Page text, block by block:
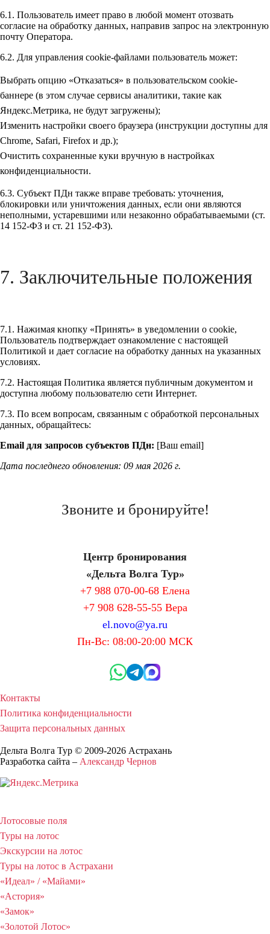
6.1. Пользователь имеет право в любой момент отозвать
согласие на обработку данных, направив запрос на электронную
почту Оператора.
6.2. Для управления cookie-файлами пользователь может:
Выбрать опцию «Отказаться» в пользовательском cookie-
баннере (в этом случае сервисы аналитики, такие как
Яндекс.Метрика, не будут загружены);
Изменить настройки своего браузера (инструкции доступны для
Chrome, Safari, Firefox и др.);
Очистить сохраненные куки вручную в настройках
конфиденциальности.
6.3. Субъект ПДн также вправе требовать: уточнения,
блокировки или уничтожения данных, если они являются
неполными, устаревшими или незаконно обрабатываемыми (ст.
14 152-ФЗ и ст. 21 152-ФЗ).
7. Заключительные положения
7.1. Нажимая кнопку «Принять» в уведомлении о cookie,
Пользователь подтверждает ознакомление с настоящей
Политикой и дает согласие на обработку данных на указанных
условиях.
7.2. Настоящая Политика является публичным документом и
доступна любому пользователю сети Интернет.
7.3. По всем вопросам, связанным с обработкой персональных
данных, обращайтесь:
Email для запросов субъектов ПДн: [Ваш email]
Дата последнего обновления: 09 мая 2026 г.
Звоните и бронируйте!
Центр бронирования
«Дельта Волга Тур»
+7 988 070-00-68 Елена
+7 908 628-55-55 Вера
el.novo@ya.ru
Пн-Вс: 08:00-20:00 МСК
Контакты
Политика конфиденциальности
Защита персональных данных
Дельта Волга Тур © 2009-2026 Астрахань
Разработка сайта – Александр Чернов
Лотосовые поля
Туры на лотос
Экскурсии на лотос
Туры на лотос в Астрахани
«Идеал» / «Майами»
«Астория»
«Замок»
«Золотой Лотос»